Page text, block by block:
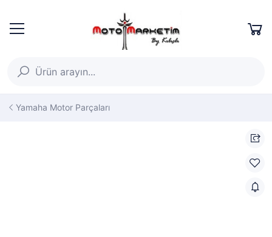
Yamaha Motor Parçaları